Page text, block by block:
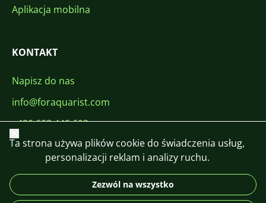
Aplikacja mobilna
KONTAKT
Napisz do nas
info@foraquarist.com
+420 603 449 602
Zamknij
Ta strona używa plików cookie do świadczenia usług,
personalizacji reklam i analizy ruchu.
Zezwól na wszystko